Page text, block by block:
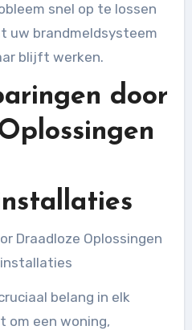
snel op te lossen
uw brandmeldsysteem
blijft werken.
door
Draadloze Oplossingen
belang in elk
om een woning,